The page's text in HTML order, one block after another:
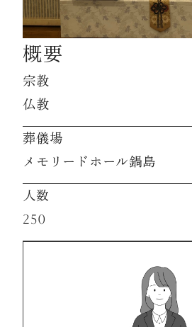
お知らせ
資料請求
お見積もり
お問合わせ
概要
宗教
仏教
葬儀場
メモリードホール鍋島
人数
250